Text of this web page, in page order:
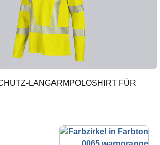
LANGARMPOLOSHIRT FÜR